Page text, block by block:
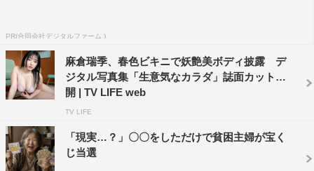
PR(合同会社デジタルファーム )
麻倉瑞季、春色ビキニで妖艶美ボディ披露 デ
ジタル写真集「生意気なカラダ」誌面カット公
開 | TV LIFE web
TV LIFE
「現実…？」〇〇をしただけで貧困主婦が宝く
じ当選